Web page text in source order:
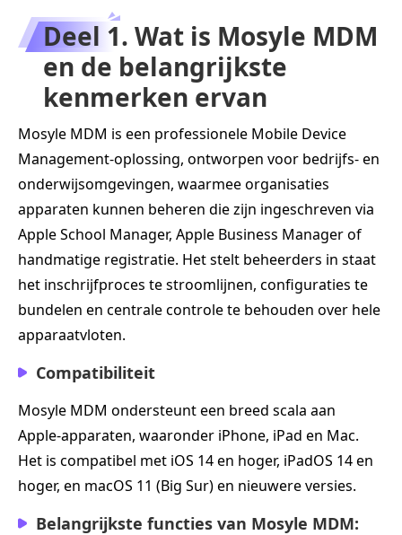
Deel 1. Wat is Mosyle MDM
en de belangrijkste
kenmerken ervan
Mosyle MDM is een professionele Mobile Device
Management‑oplossing, ontworpen voor bedrijfs- en
onderwijsomgevingen, waarmee organisaties
apparaten kunnen beheren die zijn ingeschreven via
Apple School Manager, Apple Business Manager of
handmatige registratie. Het stelt beheerders in staat
het inschrijfproces te stroomlijnen, configuraties te
bundelen en centrale controle te behouden over hele
apparaatvloten.
Compatibiliteit
Mosyle MDM ondersteunt een breed scala aan
Apple‑apparaten, waaronder iPhone, iPad en Mac.
Het is compatibel met iOS 14 en hoger, iPadOS 14 en
hoger, en macOS 11 (Big Sur) en nieuwere versies.
Belangrijkste functies van Mosyle MDM: